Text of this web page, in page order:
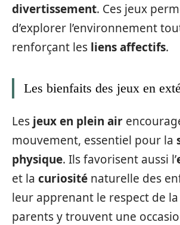
divertissement. Ces jeux
d’explorer l’environnement
renforçant les liens affectifs.
Les bienfaits des jeux en
Les jeux en plein air
mouvement, essentiel pour la
physique. Ils favorisent aussi l’
et la curiosité naturelle des
leur apprenant le respect de la
parents y trouvent une